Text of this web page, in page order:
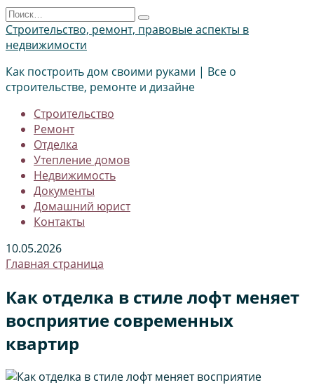
Перейти
к
содержанию
Search
for:
Строительство, ремонт, правовые аспекты в
недвижимости
Как построить дом своими руками | Все о
строительстве, ремонте и дизайне
Строительство
Ремонт
Отделка
Утепление домов
Недвижимость
Документы
Домашний юрист
Контакты
10.05.2026
Главная страница
Как отделка в стиле лофт меняет
восприятие современных
квартир